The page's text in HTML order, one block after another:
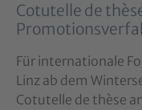
Cotutelle de
Für internationale
Linz ab dem
Cotutelle de thèse